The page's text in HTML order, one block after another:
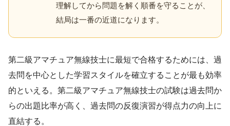
理解してから問題を解く順番を守ることが、
結局は一番の近道になります。
第二級アマチュア無線技士に最短で合格するためには、過
去問を中心とした学習スタイルを確立することが最も効率
的といえる。第二級アマチュア無線技士の試験は過去問か
らの出題比率が高く、過去問の反復演習が得点力の向上に
直結する。